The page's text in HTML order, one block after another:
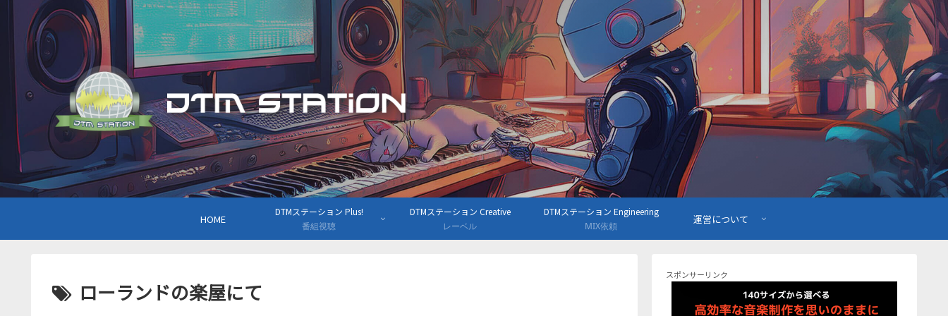
HOME
DTMステーション Plus!
番組視聴
DTMステーション Creative
レーベル
DTMステーション Engineering
MIX依頼
運営について
ローランドの楽屋にて
スポンサーリンク